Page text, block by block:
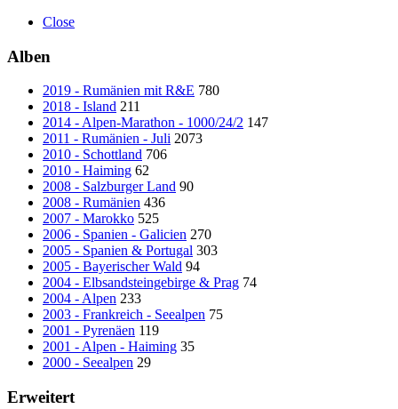
Close
Alben
2019 - Rumänien mit R&E 780
2018 - Island 211
2014 - Alpen-Marathon - 1000/24/2 147
2011 - Rumänien - Juli 2073
2010 - Schottland 706
2010 - Haiming 62
2008 - Salzburger Land 90
2008 - Rumänien 436
2007 - Marokko 525
2006 - Spanien - Galicien 270
2005 - Spanien & Portugal 303
2005 - Bayerischer Wald 94
2004 - Elbsandsteingebirge & Prag 74
2004 - Alpen 233
2003 - Frankreich - Seealpen 75
2001 - Pyrenäen 119
2001 - Alpen - Haiming 35
2000 - Seealpen 29
Erweitert